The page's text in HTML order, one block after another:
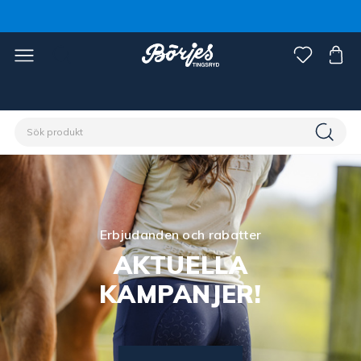
Erbjudanden och rabatter
AKTUELLA
KAMPANJER!